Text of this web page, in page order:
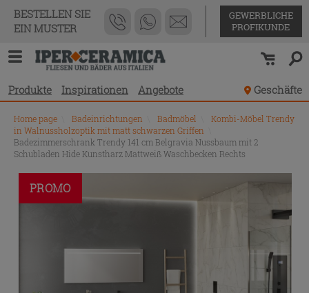
BESTELLEN SIE
EIN MUSTER
GEWERBLICHE
PROFIKUNDE
Produkte Inspirationen Angebote Geschäfte
Home page Badeinrichtungen Badmöbel
Kombi-Möbel Trendy
in Walnussholzoptik mit matt schwarzen Griffen
Badezimmerschrank Trendy 141 cm Belgravia Nussbaum mit 2
Schubladen Hide Kunstharz Mattweiß Waschbecken Rechts
PROMO